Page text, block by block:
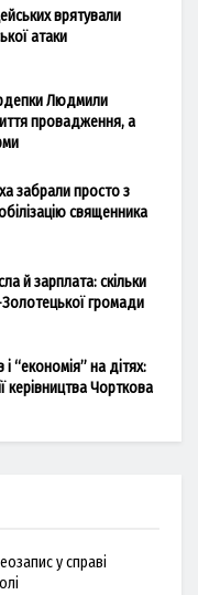
врятували
атаки
Людмили
провадження, а
забрали просто з
священника
й зарплата: скільки
громади
“економія” на дітях:
керівництва Чорткова
у справі